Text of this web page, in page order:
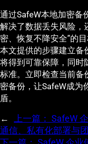
通过SafeW本地加密备
解决了数据丢失风险，
密、恢复不降安全”的
本文提供的步骤建立备
将得到可靠保障，同时
标准。立即检查当前备
密备份，让SafeW成为
盾。
← 上一篇： SafeW
通信、私有化部署与